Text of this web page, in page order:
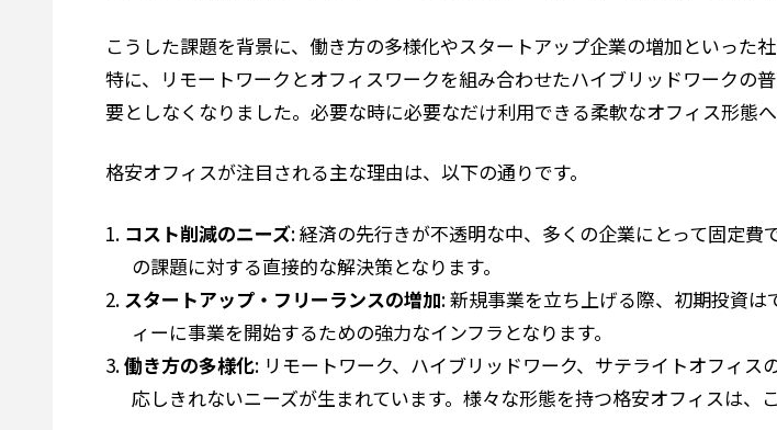
こうした課題を背景に、働き方の多様化やスタートアップ企業の増加といった
特に、リモートワークとオフィスワークを組み合わせたハイブリッドワークの
要としなくなりました。必要な時に必要なだけ利用できる柔軟なオフィス形態へ
格安オフィスが注目される主な理由は、以下の通りです。
コスト削減のニーズ: 経済の先行きが不透明な中、多くの企業にとって固定
の課題に対する直接的な解決策となります。
スタートアップ・フリーランスの増加: 新規事業を立ち上げる際、初期投資
ィーに事業を開始するための強力なインフラとなります。
働き方の多様化: リモートワーク、ハイブリッドワーク、サテライトオフィ
応しきれないニーズが生まれています。様々な形態を持つ格安オフィスは、